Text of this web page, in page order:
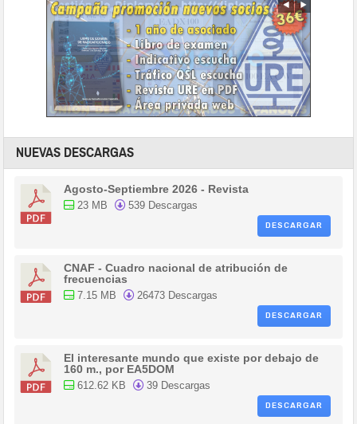
NUEVAS DESCARGAS
Agosto-Septiembre 2026 - Revista
23 MB
539 Descargas
DESCARGAR
CNAF - Cuadro nacional de atribución de
frecuencias
7.15 MB
26473 Descargas
DESCARGAR
El interesante mundo que existe por debajo de
160 m., por EA5DOM
612.62 KB
39 Descargas
DESCARGAR